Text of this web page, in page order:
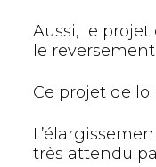
Aussi, le
le
Ce projet de
très attendu